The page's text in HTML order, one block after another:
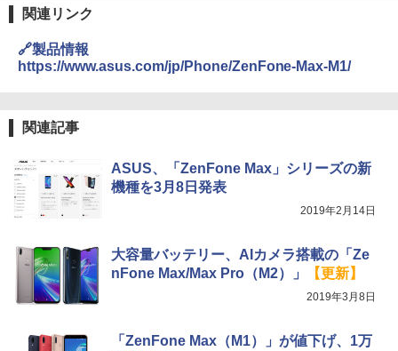
関連リンク
🔗製品情報
https://www.asus.com/jp/Phone/ZenFone-Max-M1/
関連記事
ASUS、「ZenFone Max」シリーズの新
機種を3月8日発表
2019年2月14日
大容量バッテリー、AIカメラ搭載の「Ze
nFone Max/Max Pro（M2）」
【更新】
2019年3月8日
「ZenFone Max（M1）」が値下げ、1万